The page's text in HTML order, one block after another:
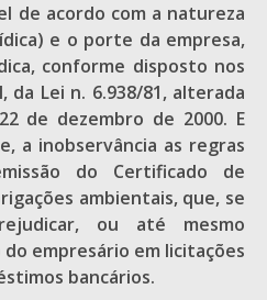
de acordo com a natureza
e o porte da empresa,
conforme disposto nos
da Lei n. 6.938/81, alterada
de dezembro de 2000. E
a inobservância as regras
do Certificado de
ambientais, que, se
ou até mesmo
empresário em licitações
bancários.